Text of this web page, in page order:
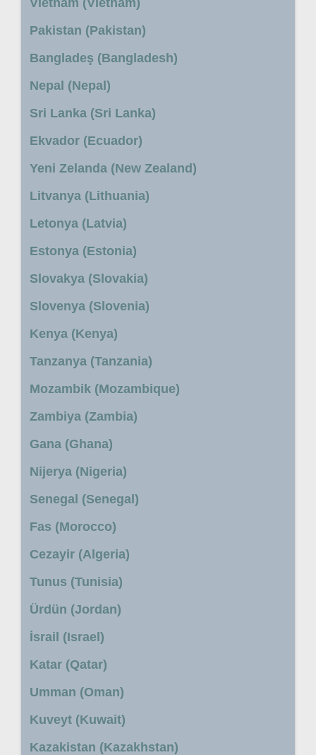
Vietnam (Vietnam)
Pakistan (Pakistan)
Bangladeş (Bangladesh)
Nepal (Nepal)
Sri Lanka (Sri Lanka)
Ekvador (Ecuador)
Yeni Zelanda (New Zealand)
Litvanya (Lithuania)
Letonya (Latvia)
Estonya (Estonia)
Slovakya (Slovakia)
Slovenya (Slovenia)
Kenya (Kenya)
Tanzanya (Tanzania)
Mozambik (Mozambique)
Zambiya (Zambia)
Gana (Ghana)
Nijerya (Nigeria)
Senegal (Senegal)
Fas (Morocco)
Cezayir (Algeria)
Tunus (Tunisia)
Ürdün (Jordan)
İsrail (Israel)
Katar (Qatar)
Umman (Oman)
Kuveyt (Kuwait)
Kazakistan (Kazakhstan)